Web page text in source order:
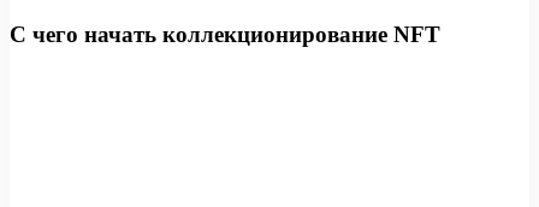
С чего начать коллекционирование NFT